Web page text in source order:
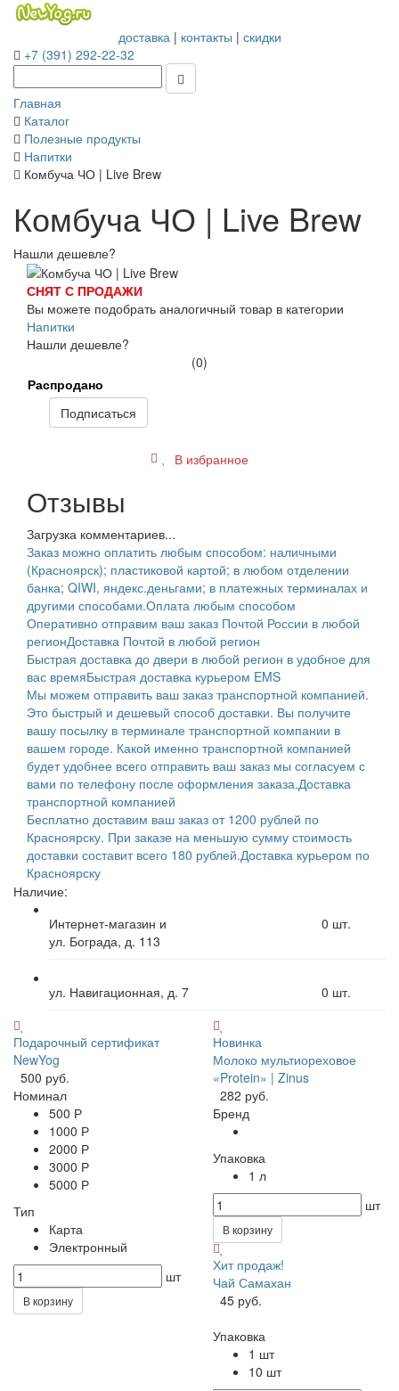
доставка| контакты | скидки
+7 (391) 292-22-32
Главная
Каталог
Полезные продукты
Напитки
Комбуча ЧО | Live Brew
Комбуча ЧО | Live Brew
Нашли дешевле?
СНЯТ С ПРОДАЖИ
Вы можете подобрать аналогичный товар в категории
Напитки
Нашли дешевле?
(0)
Распродано
Подписаться
В избранное
Отзывы
Загрузка комментариев...
Заказ можно оплатить любым способом: наличными
(Красноярск); пластиковой картой; в любом отделении
банка; QIWI, яндекс.деньгами; в платежных терминалах и
другими способами.Оплата любым способом
Оперативно отправим ваш заказ Почтой России в любой
регионДоставка Почтой в любой регион
Быстрая доставка до двери в любой регион в удобное для
вас времяБыстрая доставка курьером EMS
Мы можем отправить ваш заказ транспортной компанией.
Это быстрый и дешевый способ доставки. Вы получите
вашу посылку в терминале транспортной компании в
вашем городе. Какой именно транспортной компанией
будет удобнее всего отправить ваш заказ мы согласуем с
вами по телефону после оформления заказа.Доставка
транспортной компанией
Бесплатно доставим ваш заказ от 1200 рублей по
Красноярску. При заказе на меньшую сумму стоимость
доставки составит всего 180 рублей.Доставка курьером по
Красноярску
Наличие:
Интернет-магазин и
ул. Бограда, д. 113
0 шт.
ул. Навигационная, д. 7 0 шт.
Подарочный сертификат
NewYog
500 руб.
Номинал
500 Р
1000 Р
2000 Р
3000 Р
5000 Р
Тип
Карта
Электронный
шт
В корзину
Новинка
Молоко мультиореховое
«Protein» | Zinus
282 руб.
Бренд
Упаковка
1 л
шт
В корзину
Хит продаж!
Чай Самахан
45 руб.
Упаковка
1 шт
10 шт